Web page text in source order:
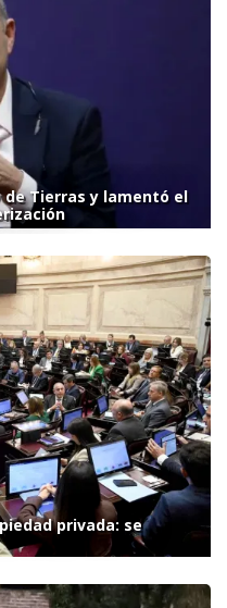
Tierras y lamentó el
privada: se